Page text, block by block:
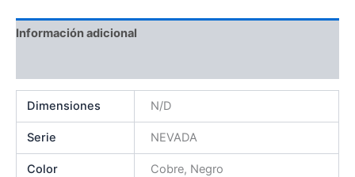
Información adicional
Dimensiones N/D
Serie NEVADA
Color Cobre, Negro